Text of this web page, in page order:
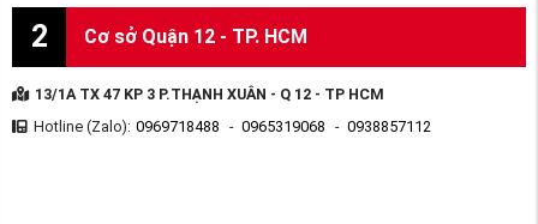
2 Cơ sở Quận 12 - TP. HCM
13/1A TX 47 KP 3 P.THẠNH XUÂN - Q 12 - TP HCM
Hotline (Zalo): 0969718488 - 0965319068 - 0938857112